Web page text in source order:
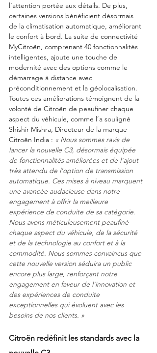
l’attention portée aux détails. De plus,
certaines versions bénéficient désormais
de la climatisation automatique, améliorant
le confort à bord. La suite de connectivité
MyCitroën, comprenant 40 fonctionnalités
intelligentes, ajoute une touche de
modernité avec des options comme le
démarrage à distance avec
préconditionnement et la géolocalisation.
Toutes ces améliorations témoignent de la
volonté de Citroën de peaufiner chaque
aspect du véhicule, comme l’a souligné
Shishir Mishra, Directeur de la marque
Citroën India : « Nous sommes ravis de
lancer la nouvelle C3, désormais équipée
de fonctionnalités améliorées et de l'ajout
très attendu de l'option de transmission
automatique. Ces mises à niveau marquent
une avancée audacieuse dans notre
engagement à offrir la meilleure
expérience de conduite de sa catégorie.
Nous avons méticuleusement peaufiné
chaque aspect du véhicule, de la sécurité
et de la technologie au confort et à la
commodité. Nous sommes convaincus que
cette nouvelle version séduira un public
encore plus large, renforçant notre
engagement en faveur de l'innovation et
des expériences de conduite
exceptionnelles qui évoluent avec les
besoins de nos clients. »
Citroën redéfinit les standards avec la